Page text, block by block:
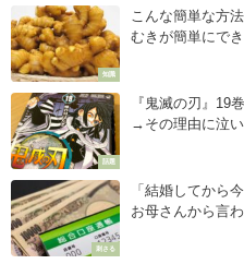
知識
こんな簡単な方
むきが簡単にで
話題
『鬼滅の刃』19
→その理由に泣い
刺さる
「結婚してから
お母さんから言